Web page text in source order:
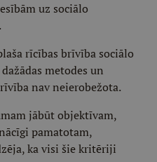
uz sociālo
rīcības brīvība sociālo
metodes un
nav neierobežota.
jābūt objektīvam,
pamatotam,
ka visi šie kritēriji